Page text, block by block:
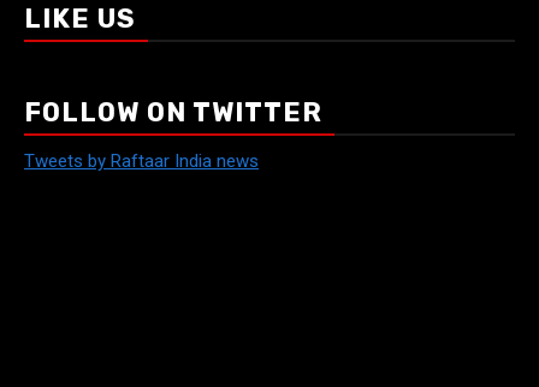
LIKE US
FOLLOW ON TWITTER
Tweets by Raftaar India news